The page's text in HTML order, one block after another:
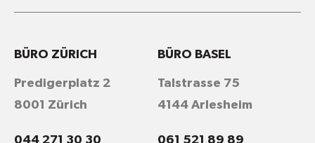
BÜRO ZÜRICH
Predigerplatz 2
8001 Zürich
044 271 30 30
BÜRO BASEL
Talstrasse 75
4144 Arlesheim
061 521 89 89